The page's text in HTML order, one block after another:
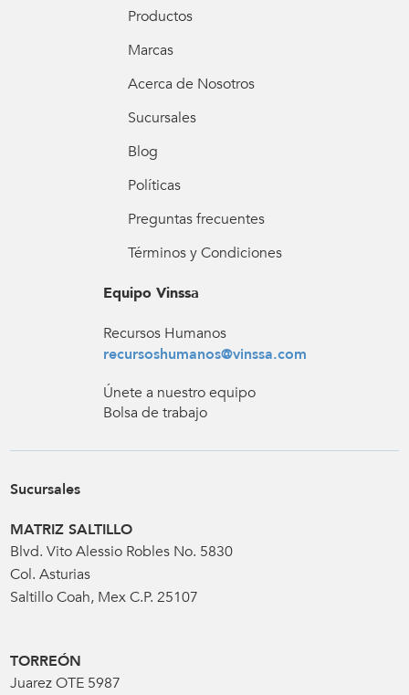
Productos
Marcas
Acerca de Nosotros
Sucursales
Blog
Políticas
Preguntas frecuentes
Términos y Condiciones
Equipo Vinssa
Recursos Humanos
recursoshumanos@vinssa.com
Únete a nuestro equipo
Bolsa de trabajo
Sucursales
MATRIZ SALTILLO
Blvd. Vito Alessio Robles No. 5830
Col. Asturias
Saltillo Coah, Mex C.P. 25107
TORREÓN
Juarez OTE 5987